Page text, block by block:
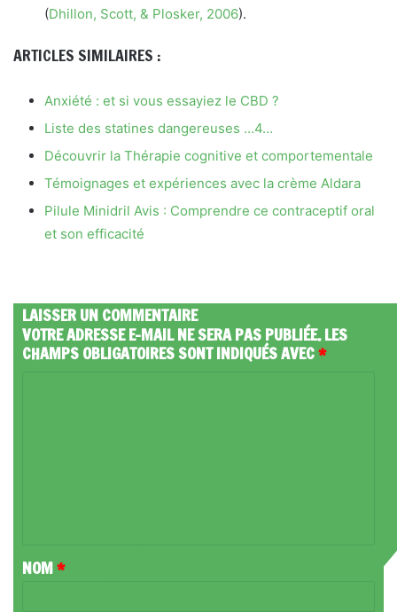
(Dhillon, Scott, & Plosker, 2006).
ARTICLES SIMILAIRES :
Anxiété : et si vous essayiez le CBD ?
Liste des statines dangereuses …4…
Découvrir la Thérapie cognitive et comportementale
Témoignages et expériences avec la crème Aldara
Pilule Minidril Avis : Comprendre ce contraceptif oral
et son efficacité
LAISSER UN COMMENTAIRE
VOTRE ADRESSE E-MAIL NE SERA PAS PUBLIÉE.LES
CHAMPS OBLIGATOIRES SONT INDIQUÉS AVEC*
A
NOM*